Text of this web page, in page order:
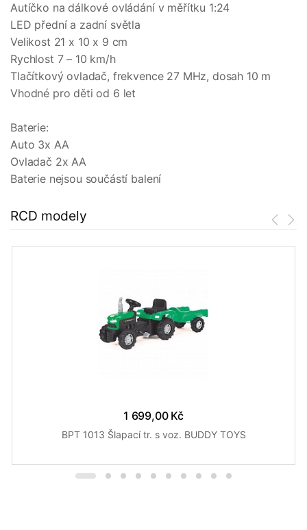
Autíčko na dálkové ovládání v měřítku 1:24
LED přední a zadní světla
Velikost 21 x 10 x 9 cm
Rychlost 7 – 10 km/h
Tlačítkový ovladač, frekvence 27 MHz, dosah 10 m
Vhodné pro děti od 6 let
Baterie:
Auto 3x AA
Ovladač 2x AA
Baterie nejsou součástí balení
RCD modely
1 699,00 Kč
BPT 1013 Šlapací tr. s voz. BUDDY TOYS